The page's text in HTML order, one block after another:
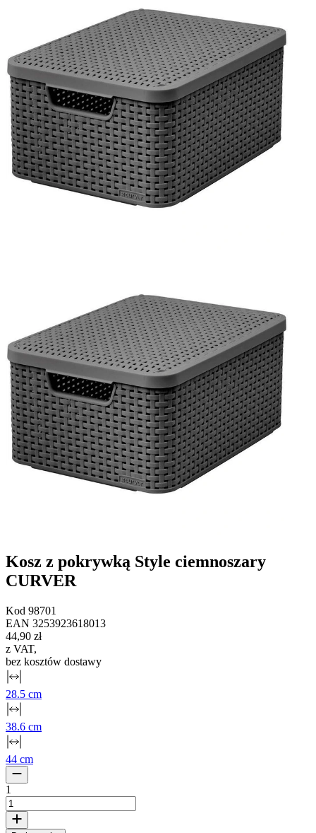
Kosz z pokrywką Style ciemnoszary
CURVER
Kod 98701
EAN 3253923618013
44,90 zł
z VAT,
bez kosztów dostawy
28.5 cm
38.6 cm
44 cm
1